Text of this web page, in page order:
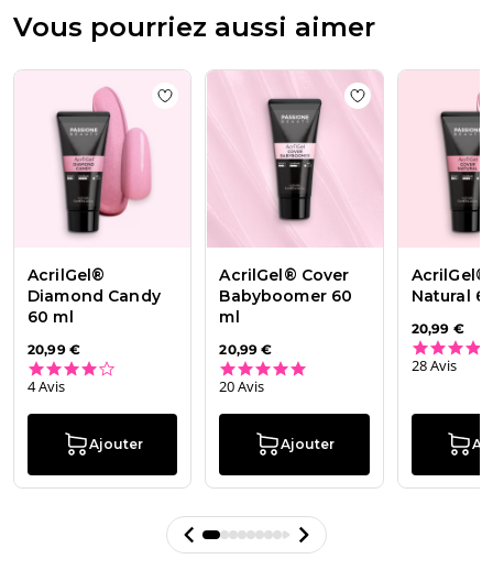
Thu
Apr
2026
Vous pourriez aussi aimer
Add to wishlist AcrilGel® Diamond Candy
AcrilGel®
Diamond Candy
60 ml
20,99 €
4 Avis
Ajouter
Add to wishlist
AcrilGel® Cover
Babyboomer 60
ml
20,99 €
20 Avis
Ajouter
AcrilGel®
Natural
20,99 €
28 Avis